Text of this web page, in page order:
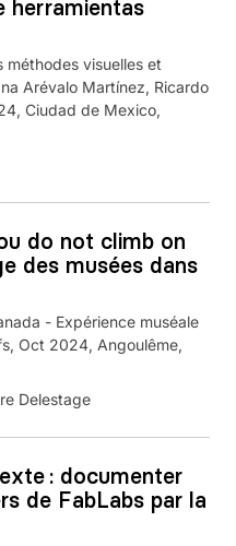
herramientas
méthodes visuelles et
Arévalo Martínez, Ricardo
Ciudad de Mexico,
do not climb on
des musées dans
- Expérience muséale
Oct 2024, Angoulême,
Delestage
: documenter
de FabLabs par la